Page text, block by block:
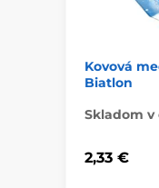
Kovová
Biatlon
Skladom v
2,33 €